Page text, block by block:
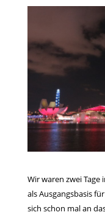
Wir waren zwei
als Ausgangsbasis
sich schon mal an